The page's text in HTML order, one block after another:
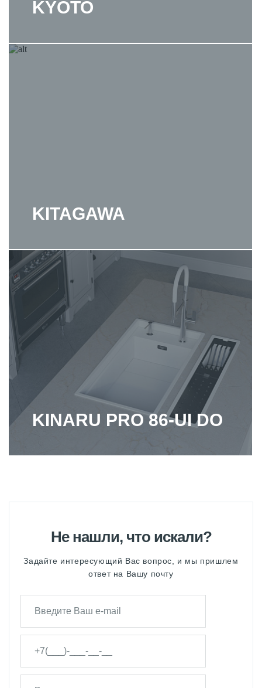
KYOTO
KITAGAWA
KINARU PRO 86-UI DO
Не нашли, что искали?
Задайте интересующий Вас вопрос, и мы пришлем
ответ на Вашу почту